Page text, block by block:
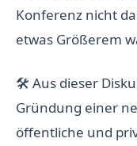
Konferenz nicht
etwas Größerem
🛠 Aus dieser
Gründung einer
öffentliche und